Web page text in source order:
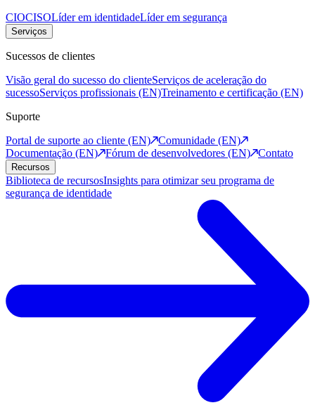
CIOCISOLíder em identidadeLíder em segurança
Serviços
Sucessos de clientes
Visão geral do sucesso do clienteServiços de aceleração do
sucessoServiços profissionais (EN)Treinamento e certificação (EN)
Suporte
Portal de suporte ao cliente (EN)
Comunidade (EN)
Documentação (EN)
Fórum de desenvolvedores (EN) Contato
Recursos
Biblioteca de recursosInsights para otimizar seu programa de
segurança de identidade